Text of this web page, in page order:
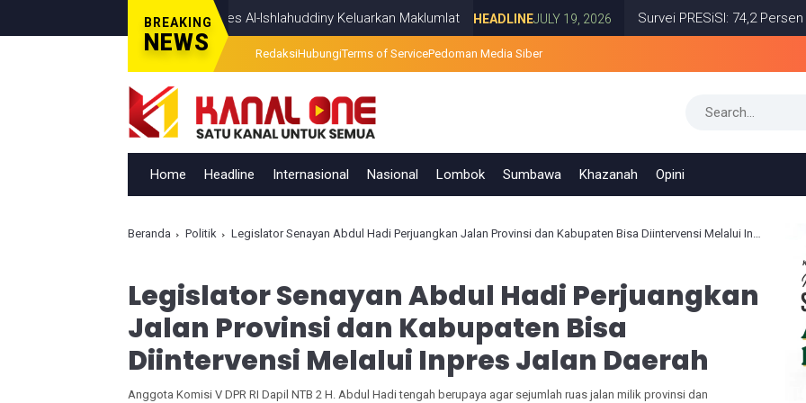
BREAKING
NEWS
Temui Titik Terang, Ponpes Al-Ishlahuddiny Keluarkan Maklumlat HEADLINEJULY 19, 2026 Survei PRESiSI: 74,2 Persen Warga
RedaksiHubungiTerms of ServicePedoman Media Siber
Home Headline Internasional Nasional Lombok Sumbawa Khazanah Opini
Beranda Politik Legislator Senayan Abdul Hadi Perjuangkan Jalan Provinsi dan Kabupaten Bisa Diintervensi Melalui Inpres Jalan Daerah
Legislator Senayan Abdul Hadi Perjuangkan
Jalan Provinsi dan Kabupaten Bisa
Diintervensi Melalui Inpres Jalan Daerah
Anggota Komisi V DPR RI Dapil NTB 2 H. Abdul Hadi tengah berupaya agar sejumlah ruas jalan milik provinsi dan